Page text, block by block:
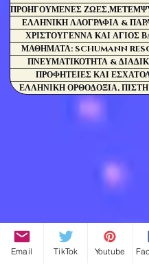
ΕΛΛΗΝΙΚΗ ΛΑΟΓΡΑΦΙΑ &
ΧΡΙΣΤΟΥΓΕΝΝΑ ΚΑΙ ΑΓΙΟΣ
ΜΑΘΗΜΑΤΑ: SCHUMANN
ΠΝΕΥΜΑΤΙΚΟΤΗΤΑ &
ΠΡΟΦΗΤΕΙΕΣ ΚΑΙ
ΕΛΛΗΝΙΚΗ ΟΡΘΟΔΟΞΙΑ,
Email TikTok Youtube